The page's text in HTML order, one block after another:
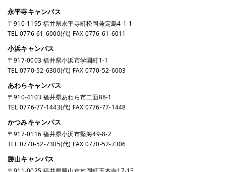
永平寺キャンパス
〒910-1195 福井県永平寺町松岡兼定島4-1-1
TEL 0776-61-6000(代) FAX 0776-61-6011
小浜キャンパス
〒917-0003 福井県小浜市学園町1-1
TEL 0770-52-6300(代) FAX 0770-52-6003
あわらキャンパス
〒910-4103 福井県あわら市二面88-1
TEL 0776-77-1443(代) FAX 0776-77-1448
かつみキャンパス
〒917-0116 福井県小浜市堅海49-8-2
TEL 0770-52-7305(代) FAX 0770-52-7306
勝山キャンパス